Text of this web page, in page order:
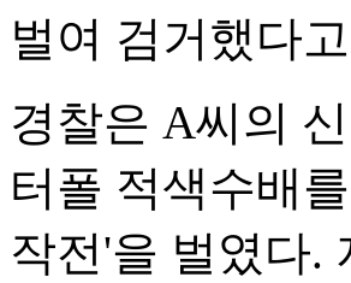
벌여 검거했다
경찰은 A씨의
터폴 적색수배
작전'을 벌였다.